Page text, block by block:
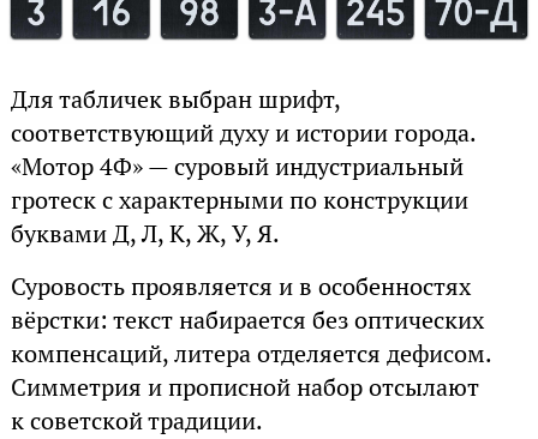
Для табличек выбран шрифт,
соответствующий духу и истории города.
«Мотор 4Ф» — суровый индустриальный
гротеск с характерными по конструкции
буквами Д, Л, К, Ж, У, Я.
Суровость проявляется и в особенностях
вёрстки: текст набирается без оптических
компенсаций, литера отделяется дефисом.
Симметрия и прописной набор отсылают
к советской традиции.